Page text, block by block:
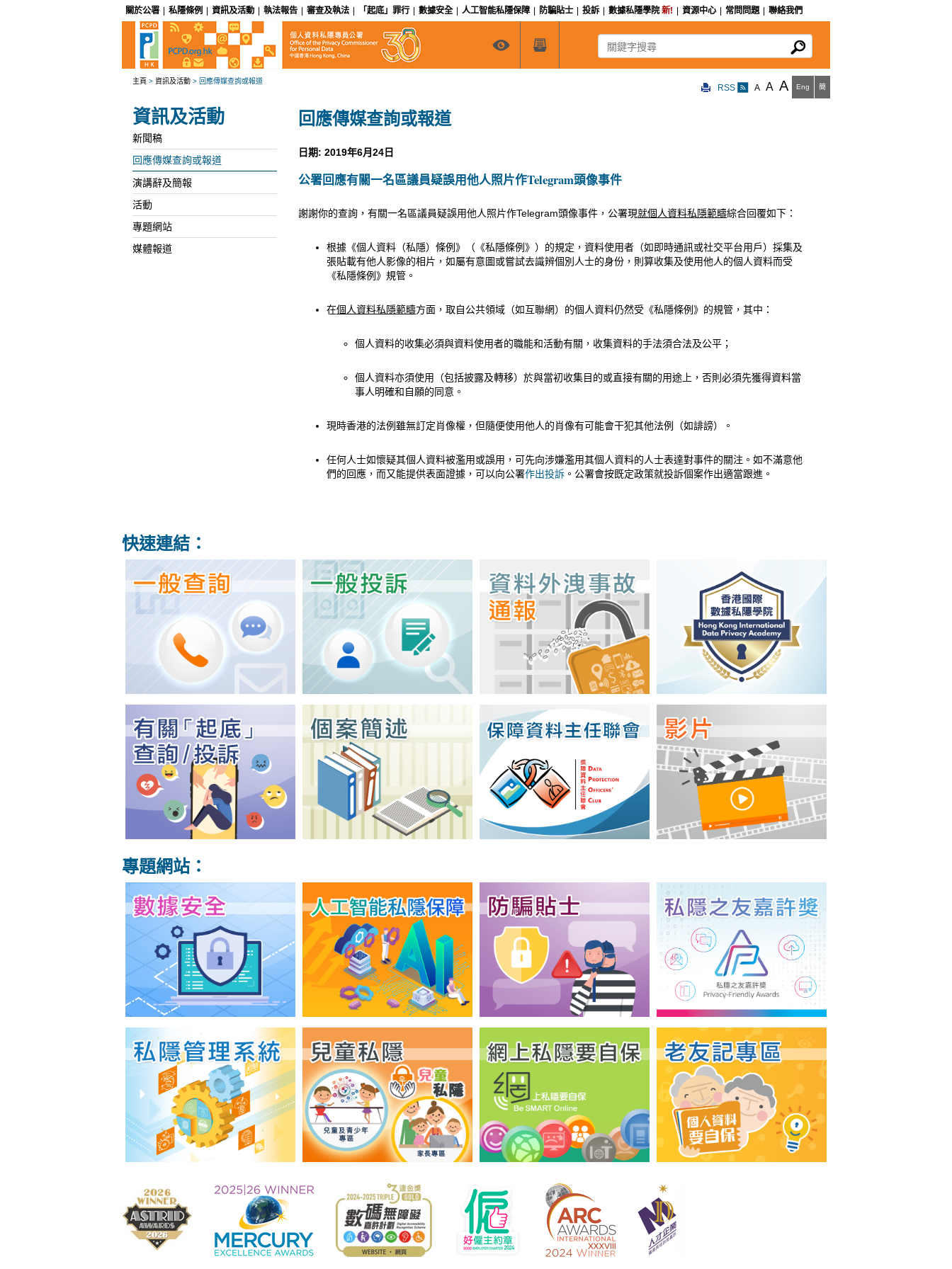
關於公署 私隱條例 資訊及活動 執法報告 審查及執法 「起底」罪行 數據安全 人工智能私隱保障 防騙貼士 投訴 數據私隱學院新! 資源中心 常問問題 聯絡我們
RSS A A A Eng 簡
主頁 > 資訊及活動 > 回應傳媒查詢或報道
資訊及活動
新聞稿
回應傳媒查詢或報道
演講辭及簡報
活動
專題網站
媒體報道
回應傳媒查詢或報道
日期: 2019年6月24日
公署回應有關一名區議員疑誤用他人照片作Telegram頭像事件
謝謝你的查詢，有關一名區議員疑誤用他人照片作Telegram頭像事件，公署現就個人資料私隱範疇綜合回覆如下：
根據《個人資料（私隱）條例》（《私隱條例》）的規定，資料使用者（如即時通訊或社交平台用戶）採集及
張貼載有他人影像的相片，如屬有意圖或嘗試去識辨個別人士的身份，則算收集及使用他人的個人資料而受
《私隱條例》規管。
在個人資料私隱範疇方面，取自公共領域（如互聯網）的個人資料仍然受《私隱條例》的規管，其中：
個人資料的收集必須與資料使用者的職能和活動有關，收集資料的手法須合法及公平；
個人資料亦須使用（包括披露及轉移）於與當初收集目的或直接有關的用途上，否則必須先獲得資料當
事人明確和自願的同意。
現時香港的法例雖無訂定肖像權，但隨便使用他人的肖像有可能會干犯其他法例（如誹謗）。
任何人士如懷疑其個人資料被濫用或誤用，可先向涉嫌濫用其個人資料的人士表達對事件的關注。如不滿意他
們的回應，而又能提供表面證據，可以向公署作出投訴 。公署會按既定政策就投訴個案作出適當跟進。
快速連結：
專題網站：